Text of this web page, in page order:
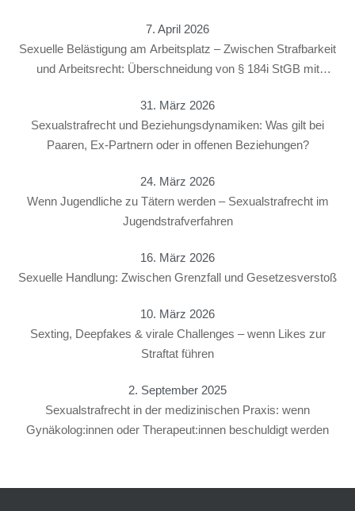
7. April 2026
Sexuelle Belästigung am Arbeitsplatz – Zwischen Strafbarkeit
und Arbeitsrecht: Überschneidung von § 184i StGB mit
31. März 2026
Sexualstrafrecht und Beziehungsdynamiken: Was gilt bei
Paaren, Ex-Partnern oder in offenen Beziehungen?
24. März 2026
Wenn Jugendliche zu Tätern werden – Sexualstrafrecht im
Jugendstrafverfahren
16. März 2026
Sexuelle Handlung: Zwischen Grenzfall und Gesetzesverstoß
10. März 2026
Sexting, Deepfakes & virale Challenges – wenn Likes zur
Straftat führen
2. September 2025
Sexualstrafrecht in der medizinischen Praxis: wenn
Gynäkolog:innen oder Therapeut:innen beschuldigt werden